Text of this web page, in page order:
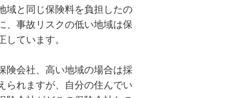
域と同じ保険料を負担したの
、事故リスクの低い地域は保
ています。
険会社、高い地域の場合は採
られますが、自分の住んでい